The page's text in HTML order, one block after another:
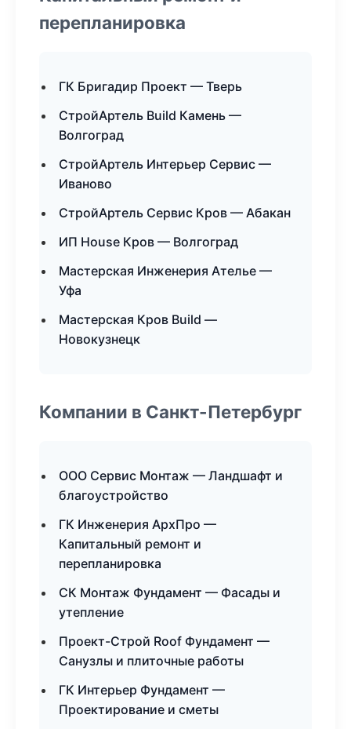
перепланировка
ГК Бригадир Проект — Тверь
СтройАртель Build Камень —
Волгоград
СтройАртель Интерьер Сервис —
Иваново
СтройАртель Сервис Кров — Абакан
ИП House Кров — Волгоград
Мастерская Инженерия Ателье —
Уфа
Мастерская Кров Build —
Новокузнецк
Компании в Санкт-Петербург
ООО Сервис Монтаж — Ландшафт и
благоустройство
ГК Инженерия АрхПро —
Капитальный ремонт и
перепланировка
СК Монтаж Фундамент — Фасады и
утепление
Проект-Строй Roof Фундамент —
Санузлы и плиточные работы
ГК Интерьер Фундамент —
Проектирование и сметы